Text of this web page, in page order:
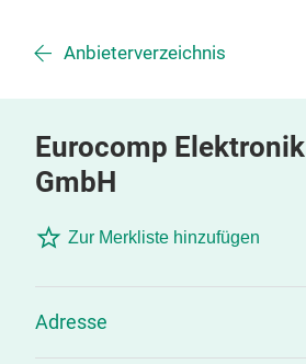
Anbieterverzeichnis
Eurocomp Elektronik
GmbH
Zur Merkliste hinzufügen
Adresse